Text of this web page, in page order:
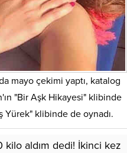
mayo çekimi yaptı, katalog
"Bir Aşk Hikayesi" klibinde
Yürek" klibinde de oynadı.
kilo aldım dedi! İkinci kez